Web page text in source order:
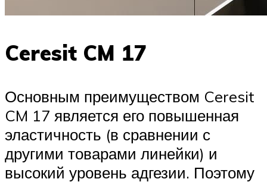
Ceresit CM 17
Основным преимуществом Ceresit
CM 17 является его повышенная
эластичность (в сравнении с
другими товарами линейки) и
высокий уровень адгезии. Поэтому